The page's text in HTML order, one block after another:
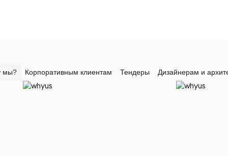
мы? Корпоративным клиентам Тендеры Дизайнерам и